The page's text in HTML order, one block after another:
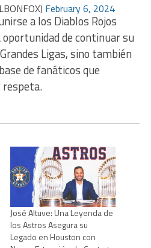
February 6, 2024
a los Diablos Rojos
de continuar su
Ligas, sino también
de fanáticos que
José Altuve: Una Leyenda de
los Astros Asegura su
Legado en Houston con